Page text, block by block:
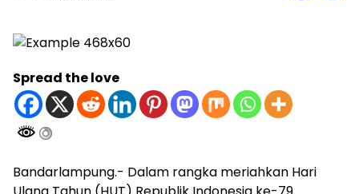
Spread the love
Bandarlampung.- Dalam rangka meriahkan Hari